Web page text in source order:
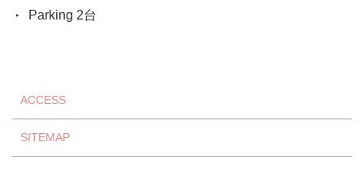
Parking 2台
ACCESS
SITEMAP